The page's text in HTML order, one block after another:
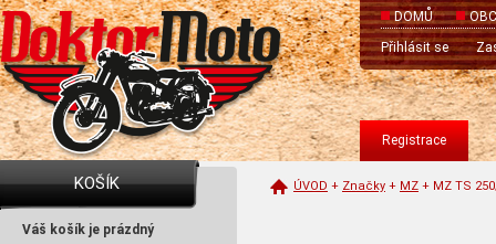
DOMŮ
Přihlásit se
Registrace
KOŠÍK
Váš košík je prázdný
ÚVOD + Značky + MZ + MZ TS